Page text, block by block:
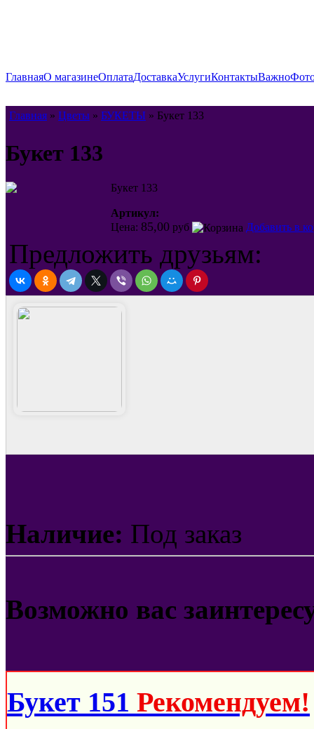
ГлавнаяО магазинеОплатаДоставкаУслугиКонтактыВажно
Главная » Цветы » БУКЕТЫ » Букет 133
Букет 133
Букет 133
Артикул:
Цена: 85,00 руб Добавить в
Предложить друзьям:
Наличие: Под заказ
Возможно вас
Букет 151 Рекомендуем!